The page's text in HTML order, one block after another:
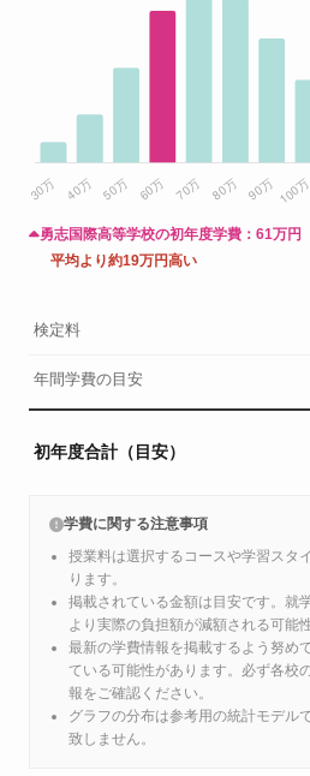
勇志国際高等学校の初年度学費： 61万円
平均より約19万円高い
検定料
年間学費の目安
初年度合計（目安）
学費に関する注意事項
授業料は選択するコースや学習スタ
ります。
掲載されている金額は目安です。就
より実際の負担額が減額される可能
最新の学費情報を掲載するよう努め
ている可能性があります。必ず各校
報をご確認ください。
グラフの分布は参考用の統計モデル
致しません。